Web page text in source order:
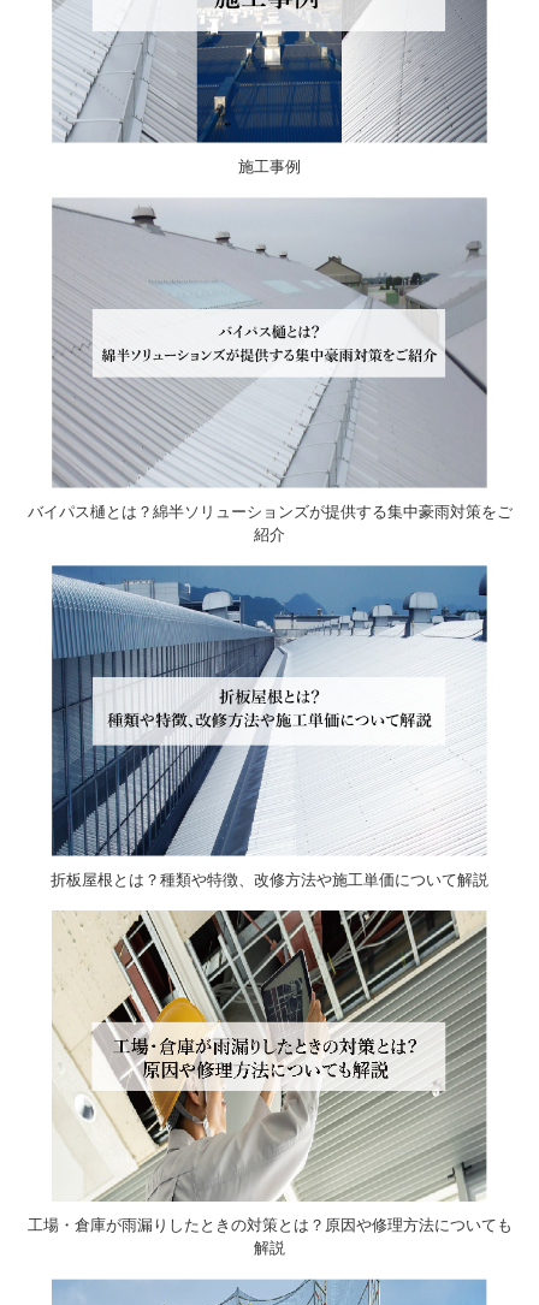
施工事例
バイパス樋とは？綿半ソリューションズが提供する集中豪雨対策をご
紹介
折板屋根とは？種類や特徴、改修方法や施工単価について解説
工場・倉庫が雨漏りしたときの対策とは？原因や修理方法についても
解説